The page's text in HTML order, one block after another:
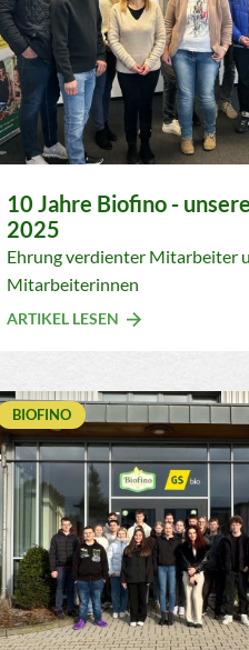
10 Jahre Biofino -
2025
Ehrung verdienter Mitarbeiter
Mitarbeiterinnen
ARTIKEL LESEN
BIOFINO